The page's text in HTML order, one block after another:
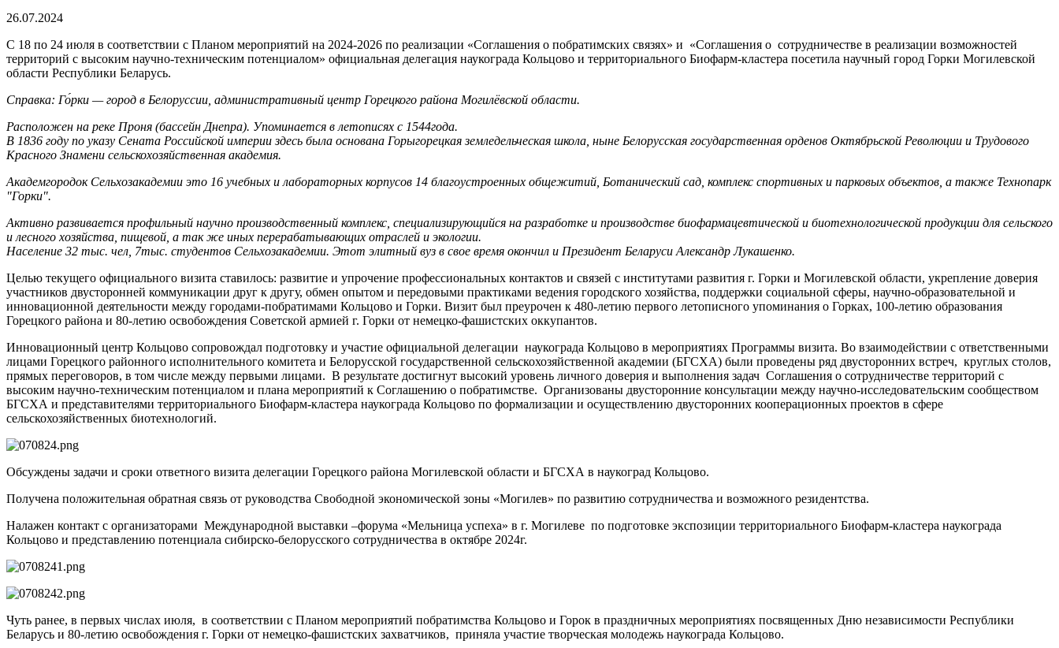
26.07.2024
С 18 по 24 июля в соответствии с Планом мероприятий на 2024-2026 по реализации «Соглашения о побратимских связях» и «Соглашения о сотрудничестве в реализации возможностей
территорий с высоким научно-техническим потенциалом» официальная делегация наукограда Кольцово и территориального Биофарм-кластера посетила научный город Горки Могилевской
области Республики Беларусь.
Справка: Го́рки — город в Белоруссии, административный центр Горецкого района Могилёвской области.
Расположен на реке Проня (бассейн Днепра). Упоминается в летописях с 1544года.
В 1836 году по указу Сената Российской империи здесь была основана Горыгорецкая земледельческая школа, ныне Белорусская государственная орденов Октябрьской Революции и Трудового
Красного Знамени сельскохозяйственная академия.
Академгородок Сельхозакадемии это 16 учебных и лабораторных корпусов 14 благоустроенных общежитий, Ботанический сад, комплекс спортивных и парковых объектов, а также Технопарк
"Горки".
Активно развивается профильный научно производственный комплекс, специализирующийся на разработке и производстве биофармацевтической и биотехнологической продукции для сельского
и лесного хозяйства, пищевой, а так же иных перерабатывающих отраслей и экологии.
Население 32 тыс. чел, 7тыс. студентов Сельхозакадемии. Этот элитный вуз в свое время окончил и Президент Беларуси Александр Лукашенко.
Целью текущего официального визита ставилось: развитие и упрочение профессиональных контактов и связей с институтами развития г. Горки и Могилевской области, укрепление доверия
участников двусторонней коммуникации друг к другу, обмен опытом и передовыми практиками ведения городского хозяйства, поддержки социальной сферы, научно-образовательной и
инновационной деятельности между городами-побратимами Кольцово и Горки. Визит был преурочен к 480-летию первого летописного упоминания о Горках, 100-летию образования
Горецкого района и 80-летию освобождения Советской армией г. Горки от немецко-фашистских оккупантов.
Инновационный центр Кольцово сопровождал подготовку и участие официальной делегации наукограда Кольцово в мероприятиях Программы визита. Во взаимодействии с ответственными
лицами Горецкого районного исполнительного комитета и Белорусской государственной сельскохозяйственной академии (БГСХА) были проведены ряд двусторонних встреч, круглых столов,
прямых переговоров, в том числе между первыми лицами. В результате достигнут высокий уровень личного доверия и выполнения задач Соглашения о сотрудничестве территорий с
высоким научно-техническим потенциалом и плана мероприятий к Соглашению о побратимстве. Организованы двусторонние консультации между научно-исследовательским сообществом
БГСХА и представителями территориального Биофарм-кластера наукограда Кольцово по формализации и осуществлению двусторонних кооперационных проектов в сфере
сельскохозяйственных биотехнологий.
Обсуждены задачи и сроки ответного визита делегации Горецкого района Могилевской области и БГСХА в наукоград Кольцово.
Получена положительная обратная связь от руководства Свободной экономической зоны «Могилев» по развитию сотрудничества и возможного резидентства.
Налажен контакт с организаторами Международной выставки –форума «Мельница успеха» в г. Могилеве по подготовке экспозиции территориального Биофарм-кластера наукограда
Кольцово и представлению потенциала сибирско-белорусского сотрудничества в октябре 2024г.
Чуть ранее, в первых числах июля, в соответствии с Планом мероприятий побратимства Кольцово и Горок в праздничных мероприятиях посвященных Дню независимости Республики
Беларусь и 80-летию освобождения г. Горки от немецко-фашистских захватчиков, приняла участие творческая молодежь наукограда Кольцово.